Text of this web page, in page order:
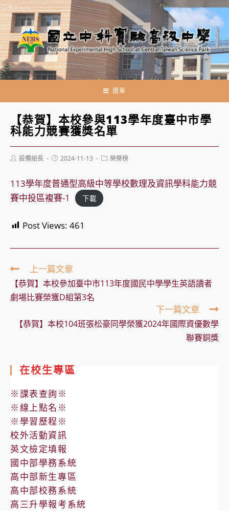
跳
轉
至
主
要
內
選單
【恭賀】本校參與113學年度臺中市學
科能力競賽獲獎名單
Post設備組長
Post2024-11-13
Post榮譽榜
113學年度普通型高級中等學校數理及資訊學科能力競
賽中投區複賽-1
下載
Post Views: 461
Read
more
articles
上一篇文章
【恭賀】本校參加臺中市113年度國民中學學生英語讀者
劇場比賽榮獲D組第3名
下一篇文章
【恭賀】本校104班張松豪同學榮獲2024年國際資優數學
聯賽銅獎
在校生專區
※課表查詢※
※線上點名※
※學習歷程※
校外活動資訊
英文檢定填報
國中部學務系統
高中部新生專區
高中部校務系統
高三升學報考系統